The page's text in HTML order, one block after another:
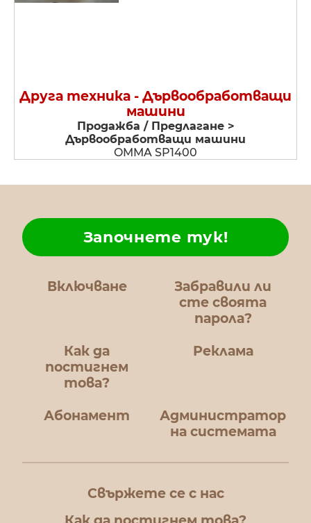
Друга техника - Дървообработващи
машини
Продажба / Предлагане >
Дървообработващи машини
OMMA SP1400
Включване
Забравили ли
сте своята
парола?
Как да
постигнем
това?
Започнете тук!
Реклама
Абонамент
Администратор
на системата
Свържете се с нас